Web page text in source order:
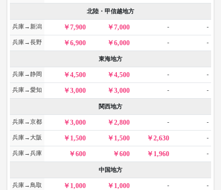
北陸・甲信越地方
兵庫→新潟 7,900 7,000 - -
兵庫→長野 6,900 6,000 - -
東海地方
兵庫→静岡 4,500 4,500 - -
兵庫→愛知 3,000 3,000 - -
関西地方
兵庫→京都 3,000 2,800 - -
兵庫→大阪 1,500 1,500 2,630 -
兵庫→兵庫 600 600 1,960 -
中国地方
兵庫→鳥取 1,000 1,000 - -